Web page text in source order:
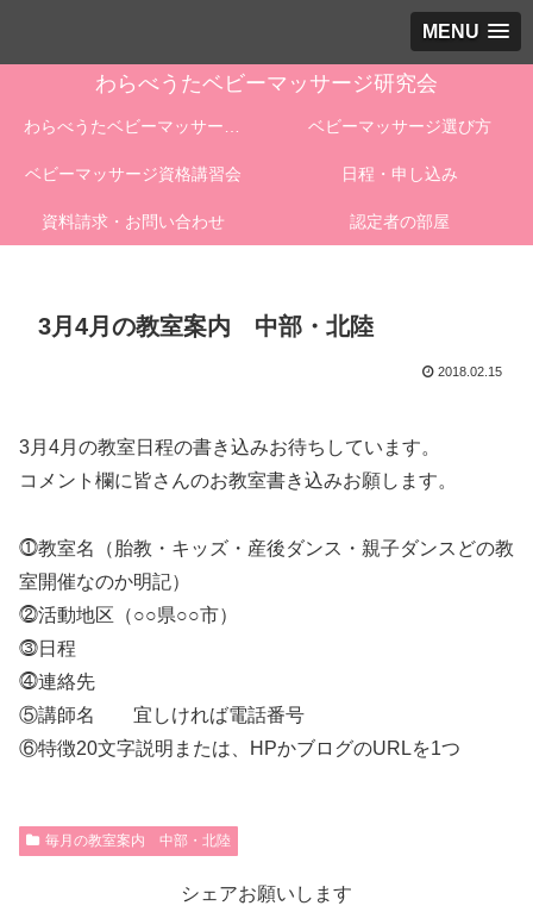
MENU
わらべうたベビーマッサージ研究会
ベビーマッサージ選び方
ベビーマッサージ資格講習会 日程・申し込み
資料請求・お問い合わせ 認定者の部屋
3月4月の教室案内 中部・北陸
2018.02.15
3月4月の教室日程の書き込みお待ちしています。
コメント欄に皆さんのお教室書き込みお願します。
⓵教室名（胎教・キッズ・産後ダンス・親子ダンスどの教
室開催なのか明記）
⓶活動地区（○○県○○市）
⓷日程
⓸連絡先
⑤講師名 宜しければ電話番号
⑥特徴20文字説明または、HPかブログのURLを1つ
毎月の教室案内 中部・北陸
シェアお願いします